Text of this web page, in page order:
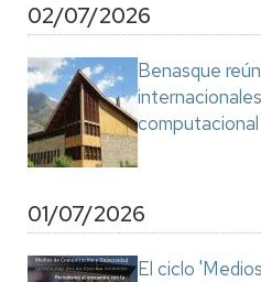
02/07/2026
Benasque
computacional
01/07/2026
El ciclo